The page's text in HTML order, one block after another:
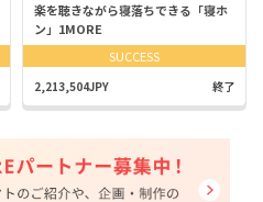
楽を聴きながら寝落ちできる「寝ホ
ン」1MORE
SUCCESS
2,213,504JPY 終了